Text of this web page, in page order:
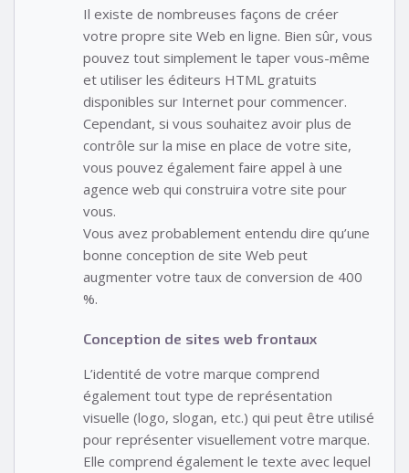
Il existe de nombreuses façons de créer
votre propre site Web en ligne. Bien sûr, vous
pouvez tout simplement le taper vous-même
et utiliser les éditeurs HTML gratuits
disponibles sur Internet pour commencer.
Cependant, si vous souhaitez avoir plus de
contrôle sur la mise en place de votre site,
vous pouvez également faire appel à une
agence web qui construira votre site pour
vous.
Vous avez probablement entendu dire qu’une
bonne conception de site Web peut
augmenter votre taux de conversion de 400
%.
Conception de sites web frontaux
L’identité de votre marque comprend
également tout type de représentation
visuelle (logo, slogan, etc.) qui peut être utilisé
pour représenter visuellement votre marque.
Elle comprend également le texte avec lequel